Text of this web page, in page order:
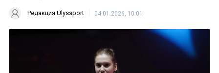
Редакция Ulyssport 04.01.2026, 10:01